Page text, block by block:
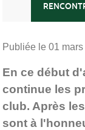
Publiée le 01
En ce début
continue les
club. Après
sont à